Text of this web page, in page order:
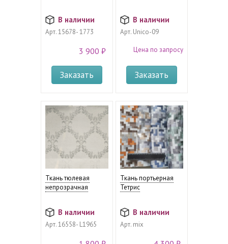
В наличии
Арт.15678- 1773
3 900 ₽
Заказать
В наличии
Арт.Unico-09
Цена по запросу
Заказать
Ткань тюлевая
непрозрачная
В наличии
Арт.16558- L1965
Ткань портьерная
Тетрис
В наличии
Арт.mix